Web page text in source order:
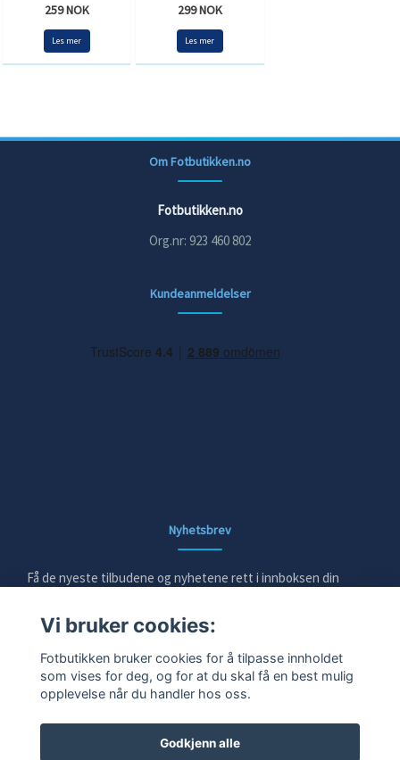
259 NOK
Les mer
299 NOK
Les mer
Om Fotbutikken.no
Fotbutikken.no
Org.nr: 923 460 802
Kundeanmeldelser
Nyhetsbrev
Få de nyeste tilbudene og nyhetene rett i innboksen din
E-post
Ja takk!
Vi bruker cookies:
Fotbutikken bruker cookies for å tilpasse innholdet
som vises for deg, og for at du skal få en best mulig
opplevelse når du handler hos oss.
Godkjenn alle